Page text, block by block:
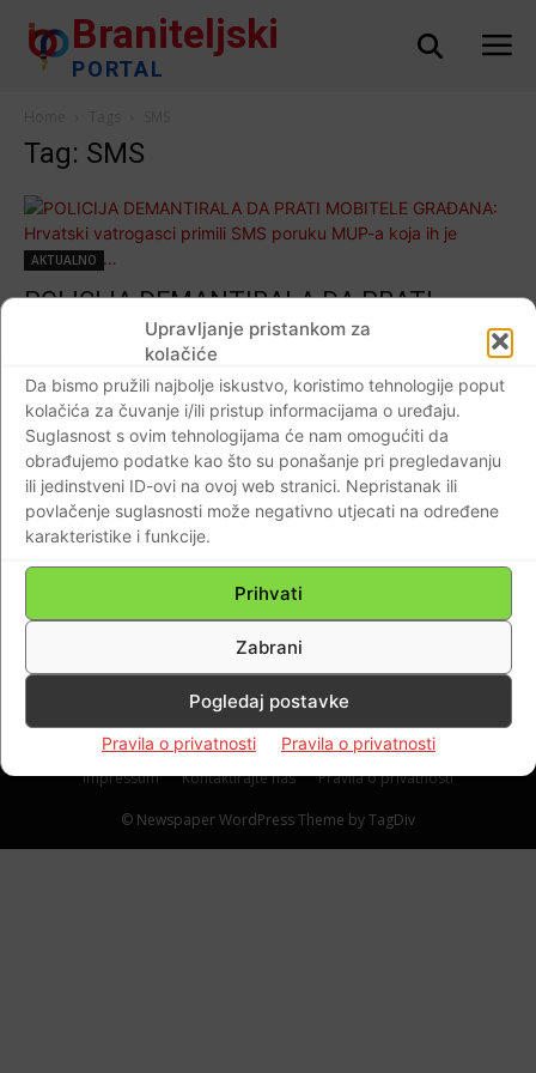
Upravljanje pristankom za
kolačiće
Da bismo pružili najbolje iskustvo, koristimo tehnologije poput
kolačića za čuvanje i/ili pristup informacijama o uređaju.
Suglasnost s ovim tehnologijama će nam omogućiti da
obrađujemo podatke kao što su ponašanje pri pregledavanju
ili jedinstveni ID-ovi na ovoj web stranici. Nepristanak ili
povlačenje suglasnosti može negativno utjecati na određene
karakteristike i funkcije.
Prihvati
Zabrani
Pogledaj postavke
Pravila o privatnosti Pravila o privatnosti
Braniteljski
PORTAL
Tag: SMS
AKTUALNO
POLICIJA DEMANTIRALA DA PRATI
MOBITELE GRAĐANA: Hrvatski vatrogasci
primili SMS poruku MUP-a koja ih je
uznemirila…
Braniteljski portal - 17.04.2020
AKTUALNO
AFERA SMS: DORH Odbacio kaznenu
prijavu protiv Milijana Brkića, brata mu Joze
i Blaža Curića…
Impressum Kontaktirajte nas Pravila o privatnosti
© Newspaper WordPress Theme by TagDiv